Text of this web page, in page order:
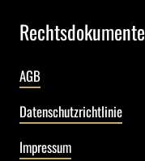
Rechtsdokumente
AGB
Datenschutzrichtlinie
Impressum